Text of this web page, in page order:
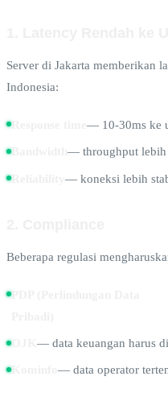
Server di Jakarta memberikan
Indonesia:
Response time — 10-30ms ke
Bandwidth — throughput
Reliability — koneksi lebih
Beberapa regulasi
PDP (Perlindungan Data
OJK — data keuangan harus
Kominfo — data operator